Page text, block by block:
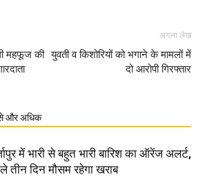
महफूज की
अगला लेख
युवती व किशोरियों को भगाने के मामलों में
दो आरोपी गिरफ्तार
और अधिक
में भारी से बहुत भारी बारिश का ऑरेंज अलर्ट,
तीन दिन मौसम रहेगा खराब